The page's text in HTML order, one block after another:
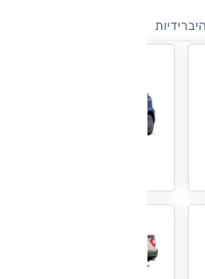
היברידיות